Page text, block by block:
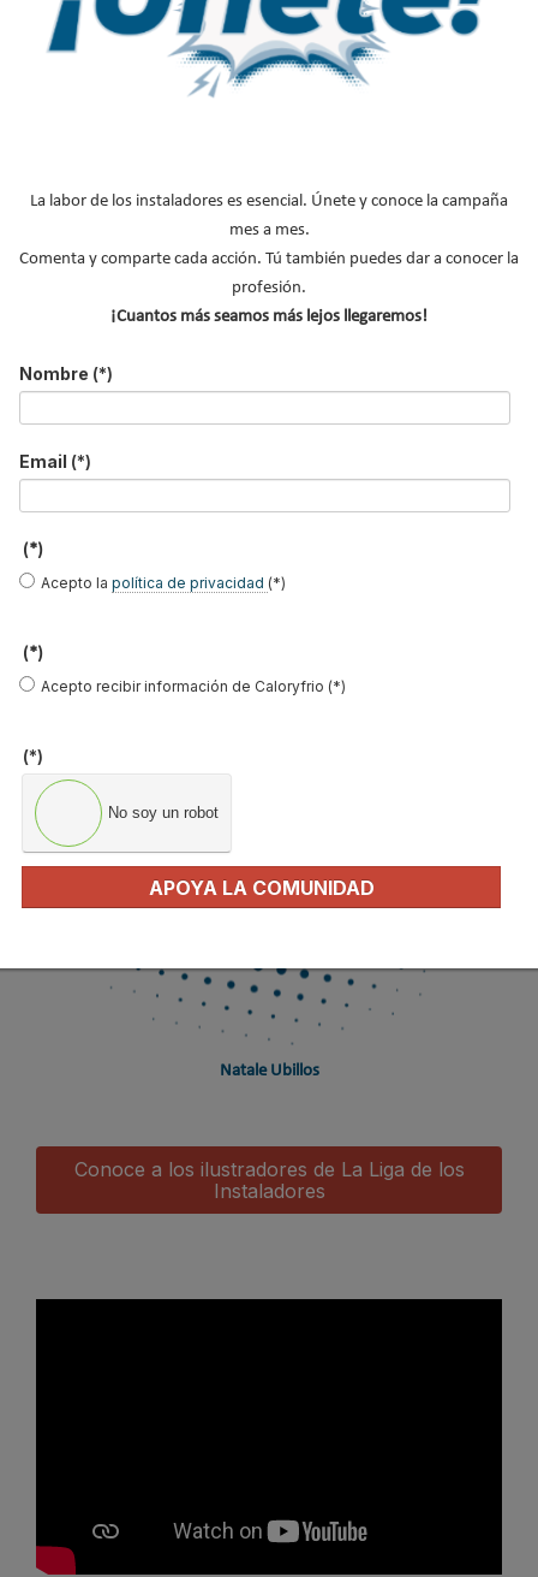
Sandra Llanas
Natale Ubillos
Conoce a los ilustradores de La Liga de los
Instaladores
La labor de los instaladores es esencial. Únete y conoce la campaña
mes a mes.
Comenta y comparte cada acción. Tú también puedes dar a conocer la
profesión.
¡Cuantos más seamos más lejos llegaremos!
Nombre (*)
Email (*)
(*)
Acepto la política de privacidad (*)
(*)
Acepto recibir información de Caloryfrio (*)
(*)
No soy un robot
APOYA LA COMUNIDAD